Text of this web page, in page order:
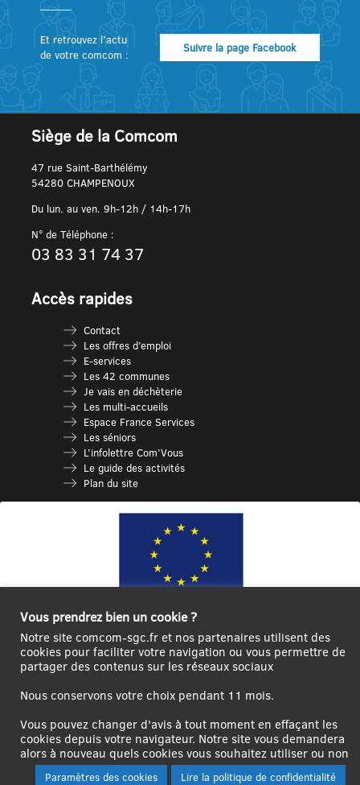
Et retrouvez l’actu
de votre comcom :
Suivre la page Facebook
Siège de la Comcom
47 rue Saint-Barthélémy
54280 CHAMPENOUX
Du lun. au ven. 9h-12h / 14h-17h
N° de Téléphone :
03 83 31 74 37
Accès rapides
Contact
Les offres d’emploi
E-services
Les 42 communes
Je vais en déchèterie
Les multi-accueils
Espace France Services
Les séniors
L’infolettre Com’Vous
Le guide des activités
Plan du site
Ce site internet a été cofinancé par l’Union européenne avec le Fonds
Européen de Développement Régional à hauteur de 12 572€
connecter|Se
compte
du
Vous prendrez bien un cookie ?
Notre site comcom-sgc.fr et nos partenaires utilisent des
cookies pour faciliter votre navigation ou vous permettre de
partager des contenus sur les réseaux sociaux
Nous conservons votre choix pendant 11 mois.
Vous pouvez changer d'avis à tout moment en effaçant les
cookies depuis votre navigateur. Notre site vous demandera
alors à nouveau quels cookies vous souhaitez utiliser ou non
Paramètres des cookies Lire la politique de confidentialité